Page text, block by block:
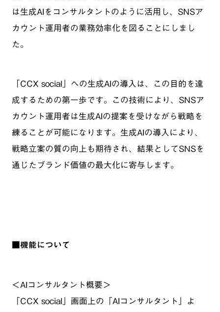
は生成AIをコンサルタントのように活用し、SNSア
カウント運用者の業務効率化を図ることにしまし
た。
「CCX social」への生成AIの導入は、この目的を達
成するための第一歩です。この技術により、SNSア
カウント運用者は生成AIの提案を受けながら戦略を
練ることが可能になります。生成AIの導入により、
戦略立案の質の向上も期待され、結果としてSNSを
通じたブランド価値の最大化に寄与します。
■機能について
＜AIコンサルタント概要＞
「CCX social」画面上の「AIコンサルタント」よ